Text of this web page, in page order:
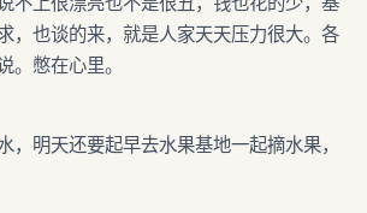
，也谈的来，就是人家天天压力很大。各
。憋在心里。
，明天还要起早去水果基地一起摘水果，